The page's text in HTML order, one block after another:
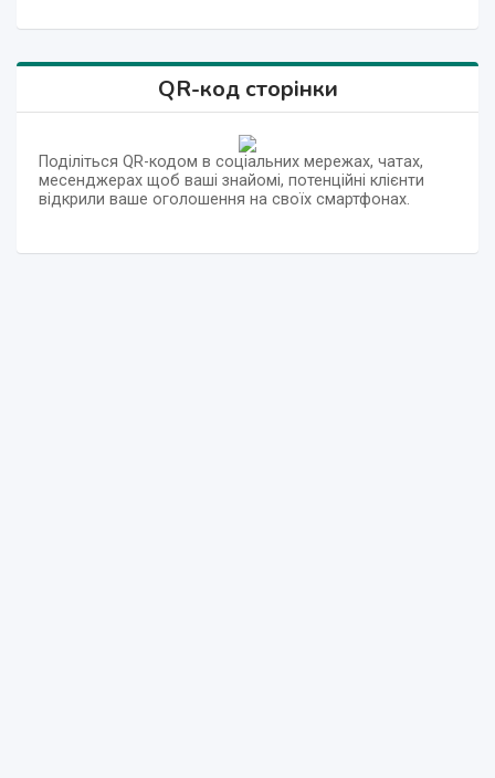
QR-код сторінки
Поділіться QR-кодом в соціальних мережах, чатах,
месенджерах щоб ваші знайомі, потенційні клієнти
відкрили ваше оголошення на своїх смартфонах.